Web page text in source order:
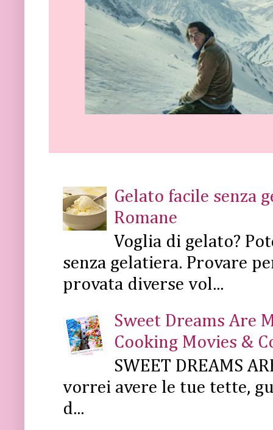
Gelato facile senza
Romane
Voglia di gelato?
senza gelatiera. Provare
provata diverse vol...
Sweet Dreams Are
Cooking Movies &
SWEET DREAMS
vorrei avere le tue tette,
d...